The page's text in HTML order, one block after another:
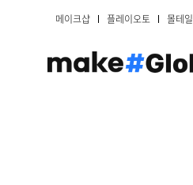
메이크샵 플레이오토 몰테일